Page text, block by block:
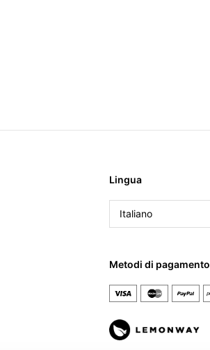
Lingua
Italiano
English
Español
Metodi di pagamento